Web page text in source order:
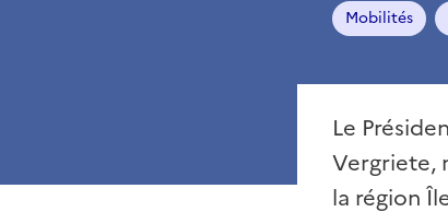
Mobilités
Le
Vergriete,
la région